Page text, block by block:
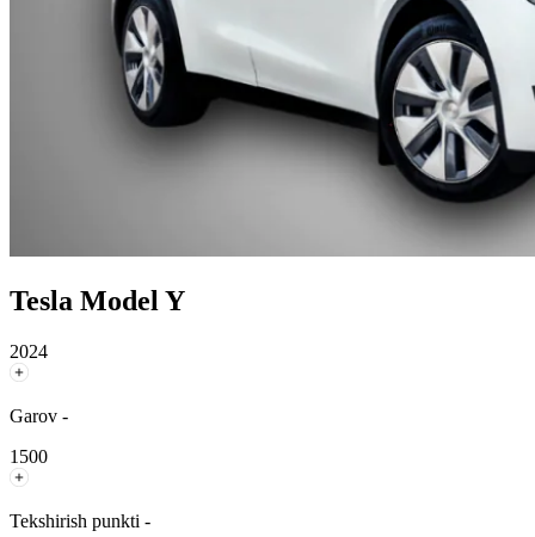
Tesla Model Y
2024
Garov -
1500
Tekshirish punkti -